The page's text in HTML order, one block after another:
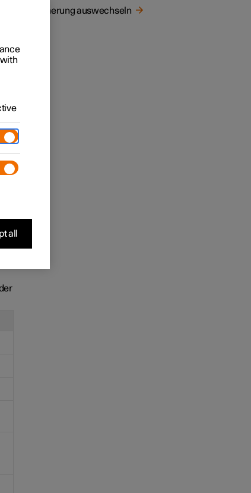
Sicherung auswechseln
all